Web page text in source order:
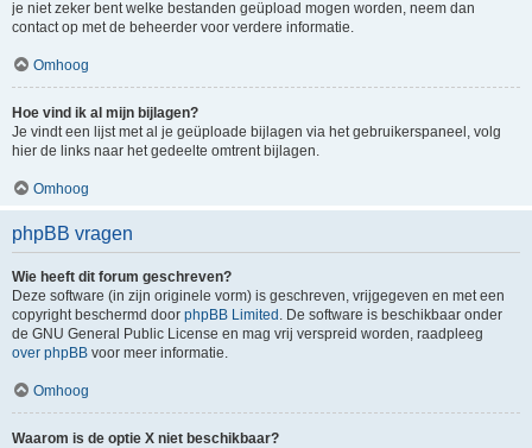
je niet zeker bent welke bestanden geüpload mogen worden, neem dan
contact op met de beheerder voor verdere informatie.
Omhoog
Hoe vind ik al mijn bijlagen?
Je vindt een lijst met al je geüploade bijlagen via het gebruikerspaneel, volg
hier de links naar het gedeelte omtrent bijlagen.
Omhoog
phpBB vragen
Wie heeft dit forum geschreven?
Deze software (in zijn originele vorm) is geschreven, vrijgegeven en met een
copyright beschermd door phpBB Limited . De software is beschikbaar onder
de GNU General Public License en mag vrij verspreid worden, raadpleeg
over phpBB voor meer informatie.
Omhoog
Waarom is de optie X niet beschikbaar?